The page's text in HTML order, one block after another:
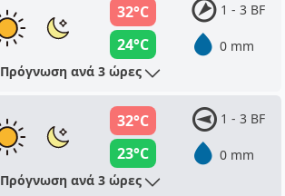
32°C
24°C
1 - 3 BF
0 mm
Πρόγνωση ανά 3 ώρες
32°C
23°C
1 - 3 BF
0 mm
Πρόγνωση ανά 3 ώρες